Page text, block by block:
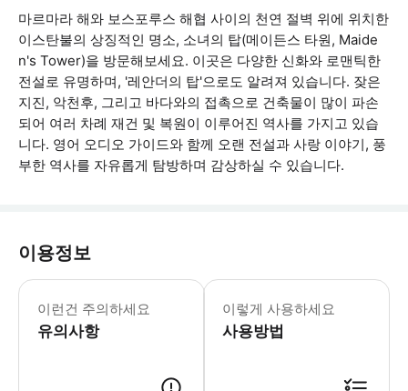
마르마라 해와 보스포루스 해협 사이의 천연 절벽 위에 위치한
이스탄불의 상징적인 명소, 소녀의 탑(메이든스 타원, Maide
n's Tower)을 방문해보세요. 이곳은 다양한 신화와 로맨틱한
전설로 유명하며, '레안더의 탑'으로도 알려져 있습니다. 잦은
지진, 악천후, 그리고 바다와의 접촉으로 건축물이 많이 파손
되어 여러 차례 재건 및 복원이 이루어진 역사를 가지고 있습
니다. 영어 오디오 가이드와 함께 오랜 전설과 사랑 이야기, 풍
부한 역사를 자유롭게 탐방하며 감상하실 수 있습니다.
이용정보
이런건 주의하세요
유의사항
필수 안내: - 방문 전 공식 웹사이트를
이렇게 사용하세요
사용방법